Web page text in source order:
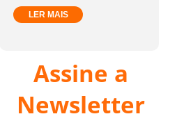
LER MAIS
Assine a
Newsletter